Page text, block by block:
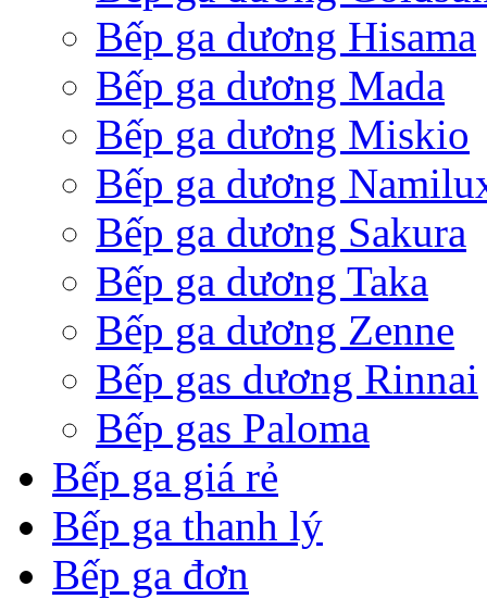
Bếp ga dương Hisama
Bếp ga dương Mada
Bếp ga dương Miskio
Bếp ga dương
Bếp ga dương Sakura
Bếp ga dương Taka
Bếp ga dương Zenne
Bếp gas dương Rinnai
Bếp gas Paloma
Bếp ga giá rẻ
Bếp ga thanh lý
Bếp ga đơn